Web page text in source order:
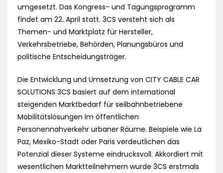
umgesetzt. Das Kongress- und Tagungsprogramm
findet am 22. April statt. 3CS versteht sich als
Themen- und Marktplatz für Hersteller,
Verkehrsbetriebe, Behörden, Planungsbüros und
politische Entscheidungsträger.
Die Entwicklung und Umsetzung von CITY CABLE CAR
SOLUTIONS 3CS basiert auf dem international
steigenden Marktbedarf für seilbahnbetriebene
Mobilitätslösungen im öffentlichen
Personennahverkehr urbaner Räume. Beispiele wie La
Paz, Mexiko-Stadt oder Paris verdeutlichen das
Potenzial dieser Systeme eindrucksvoll. Akkordiert mit
wesentlichen Marktteilnehmern wurde 3CS erstmals